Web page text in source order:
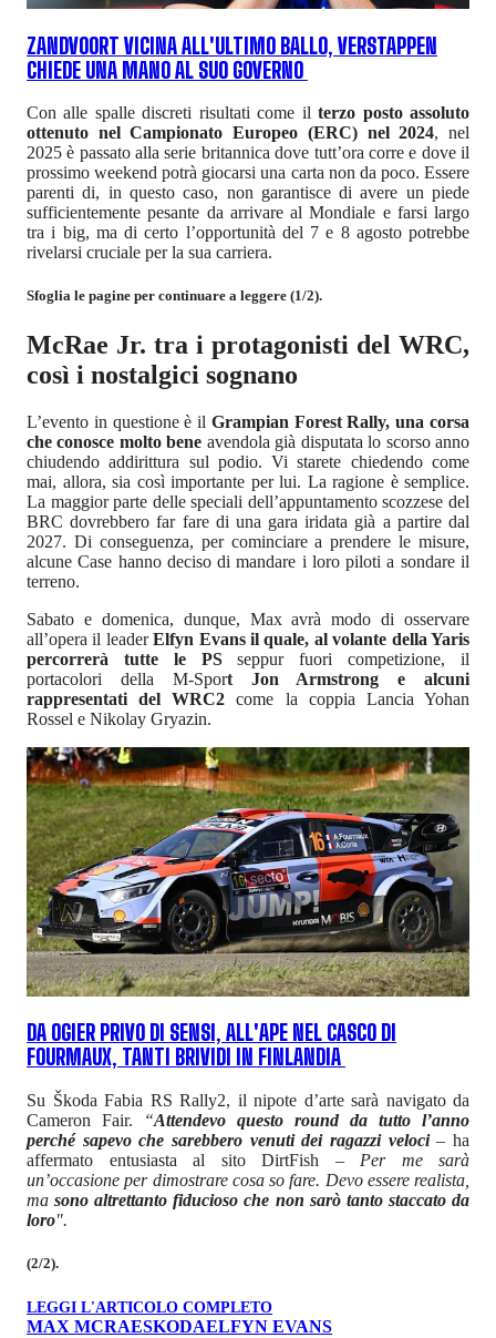
ZANDVOORT VICINA ALL'ULTIMO BALLO, VERSTAPPEN
CHIEDE UNA MANO AL SUO GOVERNO
Con alle spalle discreti risultati come il terzo posto assoluto
ottenuto nel Campionato Europeo (ERC) nel 2024, nel
2025 è passato alla serie britannica dove tutt’ora corre e dove il
prossimo weekend potrà giocarsi una carta non da poco. Essere
parenti di, in questo caso, non garantisce di avere un piede
sufficientemente pesante da arrivare al Mondiale e farsi largo
tra i big, ma di certo l’opportunità del 7 e 8 agosto potrebbe
rivelarsi cruciale per la sua carriera.
Sfoglia le pagine per continuare a leggere (1/2).
McRae Jr. tra i protagonisti del WRC,
così i nostalgici sognano
L’evento in questione è il Grampian Forest Rally, una corsa
che conosce molto bene avendola già disputata lo scorso anno
chiudendo addirittura sul podio. Vi starete chiedendo come
mai, allora, sia così importante per lui. La ragione è semplice.
La maggior parte delle speciali dell’appuntamento scozzese del
BRC dovrebbero far fare di una gara iridata già a partire dal
2027. Di conseguenza, per cominciare a prendere le misure,
alcune Case hanno deciso di mandare i loro piloti a sondare il
terreno.
Sabato e domenica, dunque, Max avrà modo di osservare
all’opera il leaderElfyn Evans il quale, al volante della Yaris
percorrerà tutte le PSseppur fuori competizione, il
portacolori della M-Sport Jon Armstrong e alcuni
rappresentati del WRC2come la coppia Lancia Yohan
Rossel e Nikolay Gryazin.
DA OGIER PRIVO DI SENSI, ALL'APE NEL CASCO DI
FOURMAUX, TANTI BRIVIDI IN FINLANDIA
Su Škoda Fabia RS Rally2, il nipote d’arte sarà navigato da
Cameron Fair.
“Attendevo questo round da tutto l’anno
perché sapevo che sarebbero venuti dei ragazzi veloci – ha
affermato entusiasta al sito DirtFish –Per me sarà
un’occasione per dimostrare cosa so fare. Devo essere realista,
masono altrettanto fiducioso che non sarò tanto staccato da
loro".
(2/2).
LEGGI L'ARTICOLO COMPLETO
MAX MCRAESKODAELFYN EVANS